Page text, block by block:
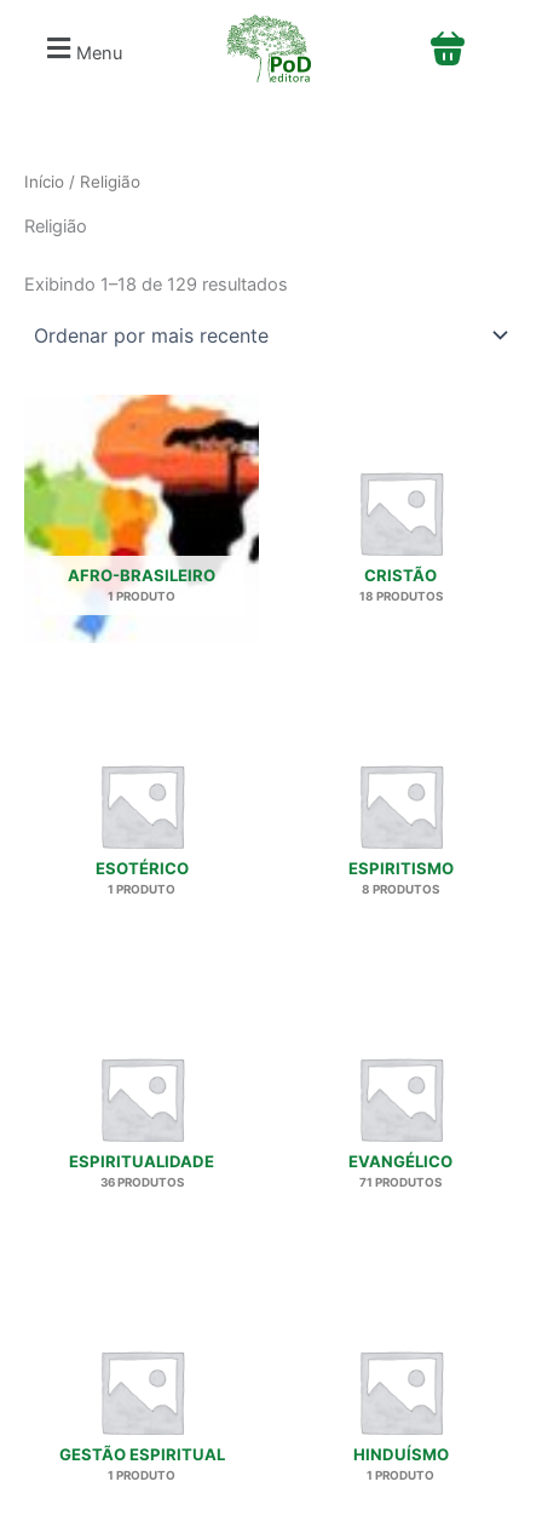
Menu
n
u
a
i
Início / Religião
Religião
Exibindo 1–18 de 129 resultados
por
mais
recente
AFRO-BRASILEIRO
1 PRODUTO
CRISTÃO
18 PRODUTOS
ESOTÉRICO
1 PRODUTO
ESPIRITISMO
8 PRODUTOS
ESPIRITUALIDADE
36 PRODUTOS
EVANGÉLICO
71 PRODUTOS
GESTÃO ESPIRITUAL
1 PRODUTO
HINDUÍSMO
1 PRODUTO